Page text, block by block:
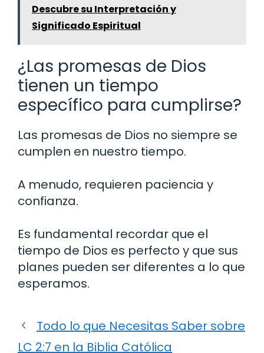
Descubre su Interpretación y
Significado Espiritual
¿Las promesas de Dios
tienen un tiempo
específico para cumplirse?
Las promesas de Dios no siempre se
cumplen en nuestro tiempo.
A menudo, requieren paciencia y
confianza.
Es fundamental recordar que el
tiempo de Dios es perfecto y que sus
planes pueden ser diferentes a lo que
esperamos.
Todo lo que Necesitas Saber sobre
LC 2:7 en la Biblia Católica